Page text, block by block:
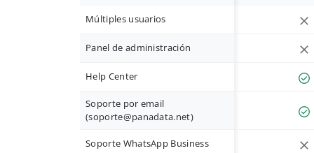
Múltiples usuarios
Panel de administración
Help Center
Soporte por email
(soporte@panadata.net)
Soporte WhatsApp Business